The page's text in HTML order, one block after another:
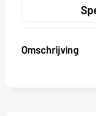
Omschrijving